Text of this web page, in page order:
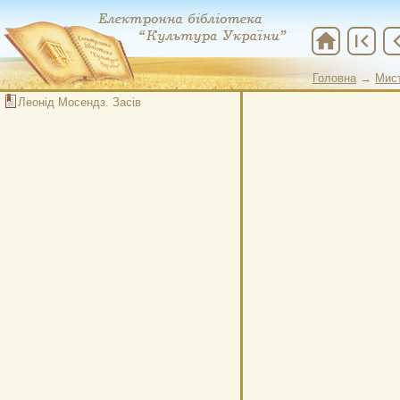
Головна →
home first_page chevron_left
Леонід Мосендз. Засів